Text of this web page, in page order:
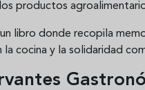
productos
libro donde recopila
cocina y la solidaridad